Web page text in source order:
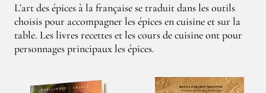
L’art des épices à la française se traduit dans les outils
choisis pour accompagner les épices en cuisine et sur la
table. Les livres recettes et les cours de cuisine ont pour
personnages principaux les épices.